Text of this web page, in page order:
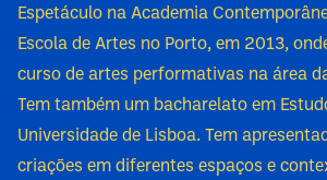
Espetáculo na Academia
Escola de Artes no Porto, em 2013,
curso de artes performativas na área
Tem também um bacharelato em
Universidade de Lisboa. Tem
criações em diferentes espaços e